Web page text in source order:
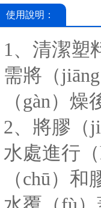
使用說明：
1、清潔塑
需將（
（gàn）
2、將膠（
水處進行
（chū）